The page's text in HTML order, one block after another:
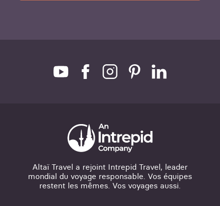
Altaï Travel a rejoint Intrepid Travel, leader
mondial du voyage responsable. Vos équipes
restent les mêmes. Vos voyages aussi.